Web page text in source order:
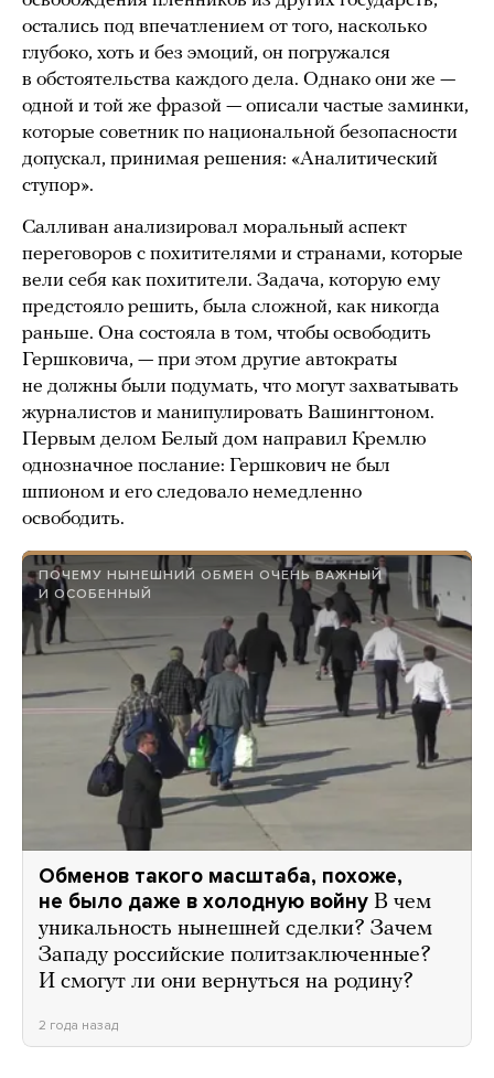
остались под впечатлением от того, насколько
глубоко, хоть и без эмоций, он погружался
в обстоятельства каждого дела. Однако они же —
одной и той же фразой — описали частые заминки,
которые советник по национальной безопасности
допускал, принимая решения: «Аналитический
ступор».
Салливан анализировал моральный аспект
переговоров с похитителями и странами, которые
вели себя как похитители. Задача, которую ему
предстояло решить, была сложной, как никогда
раньше. Она состояла в том, чтобы освободить
Гершковича, — при этом другие автократы
не должны были подумать, что могут захватывать
журналистов и манипулировать Вашингтоном.
Первым делом Белый дом направил Кремлю
однозначное послание: Гершкович не был
шпионом и его следовало немедленно
освободить.
ПОЧЕМУ НЫНЕШНИЙ ОБМЕН ОЧЕНЬ ВАЖНЫЙ
И ОСОБЕННЫЙ
Обменов такого масштаба, похоже,
не было даже в холодную войну В чем
уникальность нынешней сделки? Зачем
Западу российские политзаключенные?
И смогут ли они вернуться на родину?
2 года назад